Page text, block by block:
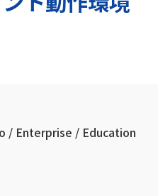
/ Enterprise / Education